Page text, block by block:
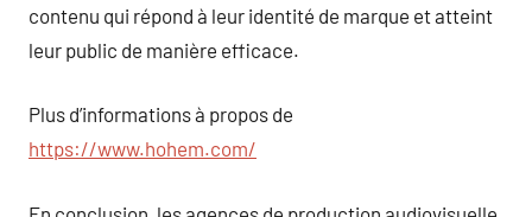
contenu qui répond à leur identité de marque et atteint
leur public de manière efficace.
Plus d’informations à propos de
https://www.hohem.com/